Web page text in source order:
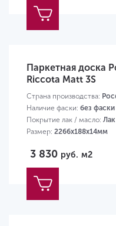
Паркетная доска
Riccota Matt 3S
Страна производства:
Наличие фаски: без фаски
Покрытие лак / масло: Лак
Размер: 2266х188х14мм
3 830 руб. м2